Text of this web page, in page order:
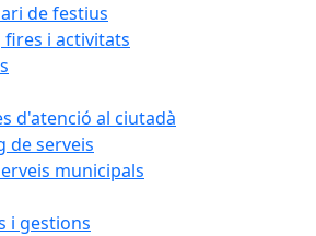
de festius
fires i activitats
d'atenció al ciutadà
de serveis
municipals
i gestions